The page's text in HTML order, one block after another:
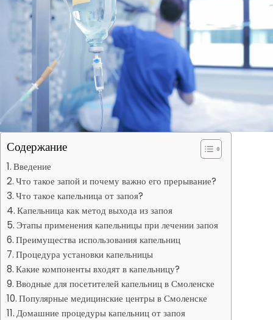
Содержание
Введение
Что такое запой и почему важно его прерывание?
Что такое капельница от запоя?
Капельница как метод выхода из запоя
Этапы применения капельницы при лечении запоя
Преимущества использования капельниц
Процедура установки капельницы
Какие компоненты входят в капельницу?
Вводные для посетителей капельниц в Смоленске
Популярные медицинские центры в Смоленске
Домашние процедуры капельниц от запоя